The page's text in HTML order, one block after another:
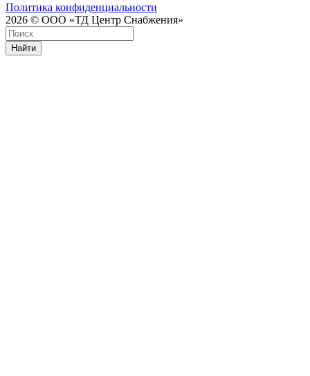
Политика конфиденциальности
2026 © ООО «ТД Центр Снабжения»
Найти